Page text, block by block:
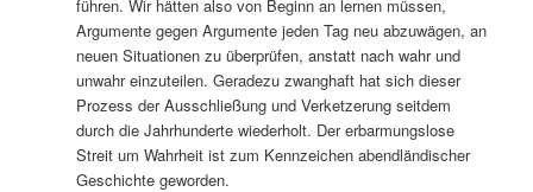
führen. Wir hätten also von Beginn an lernen müssen,
Argumente gegen Argumente jeden Tag neu abzuwägen, an
neuen Situationen zu überprüfen, anstatt nach wahr und
unwahr einzuteilen. Geradezu zwanghaft hat sich dieser
Prozess der Ausschließung und Verketzerung seitdem
durch die Jahrhunderte wiederholt. Der erbarmungslose
Streit um Wahrheit ist zum Kennzeichen abendländischer
Geschichte geworden.